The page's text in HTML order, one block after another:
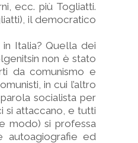
ecc. più Togliatti.
il democratico
Italia? Quella dei
non è stato
da comunismo e
in cui l’altro
socialista per
si attaccano, e tutti
modo) si professa
autoagiografie ed